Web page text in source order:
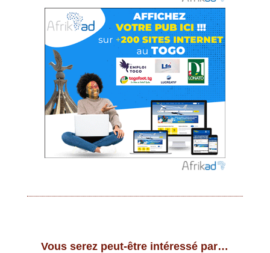
Vous serez peut-être intéressé par…